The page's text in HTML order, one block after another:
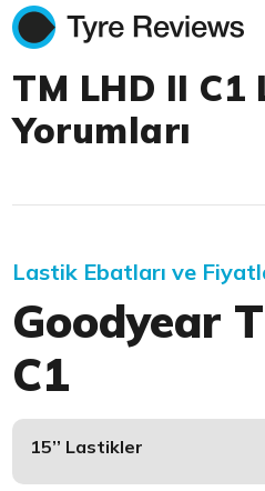
TM LHD II
Yorumları
Lastik Ebatları ve
Goodyear
C1
15’’ Lastikler